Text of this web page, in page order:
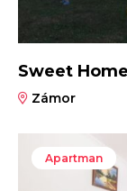
Sweet
Zámor
Apartman